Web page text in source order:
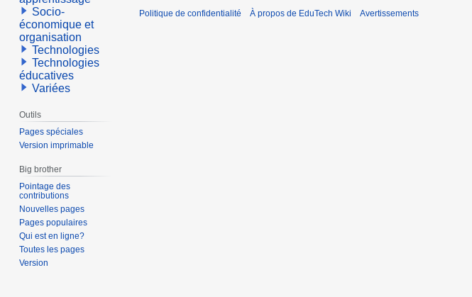
Socio-
économique et
organisation
Technologies
Technologies
éducatives
Variées
Outils
Pages spéciales
Version imprimable
Big brother
Pointage des
contributions
Nouvelles pages
Pages populaires
Qui est en ligne?
Toutes les pages
Version
Politique de confidentialité À propos de EduTech Wiki Avertissements